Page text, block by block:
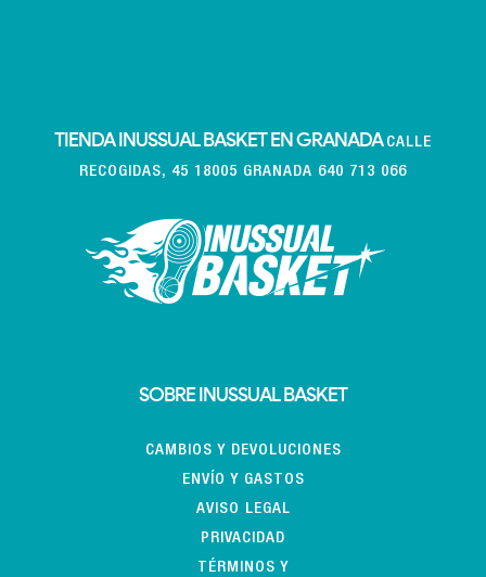
TIENDA INUSSUAL BASKET EN GRANADA CALLE
RECOGIDAS, 45 18005 GRANADA 640 713 066
SOBRE INUSSUAL BASKET
CAMBIOS Y DEVOLUCIONES
ENVÍO Y GASTOS
AVISO LEGAL
PRIVACIDAD
TÉRMINOS Y